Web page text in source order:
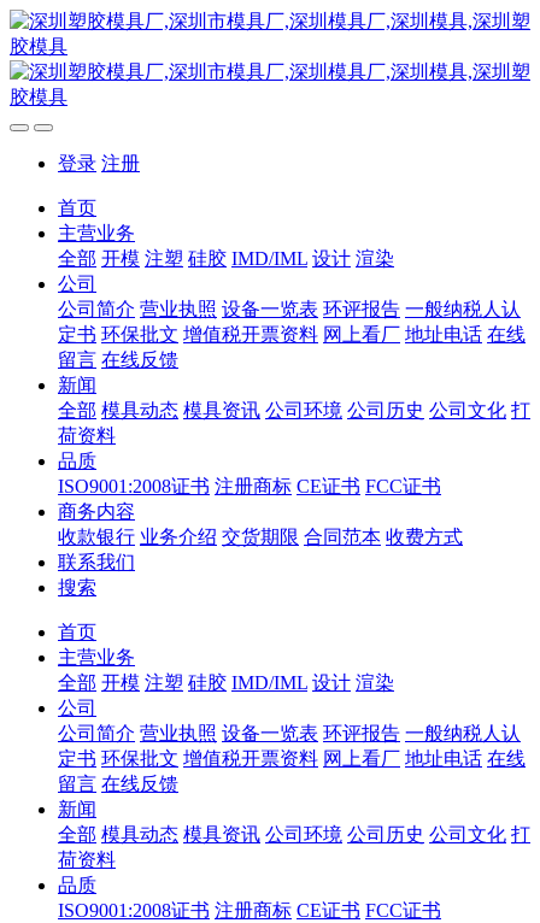
登录 注册
首页
主营业务
全部 开模 注塑 硅胶 IMD/IML 设计 渲染
公司
公司简介 营业执照 设备一览表 环评报告 一般纳税人认
定书 环保批文 增值税开票资料 网上看厂 地址电话 在线
留言 在线反馈
新闻
全部 模具动态 模具资讯 公司环境 公司历史 公司文化 打
荷资料
品质
ISO9001:2008证书 注册商标 CE证书 FCC证书
商务内容
收款银行 业务介绍 交货期限 合同范本 收费方式
联系我们
搜索
首页
主营业务
全部 开模 注塑 硅胶 IMD/IML 设计 渲染
公司
公司简介 营业执照 设备一览表 环评报告 一般纳税人认
定书 环保批文 增值税开票资料 网上看厂 地址电话 在线
留言 在线反馈
新闻
全部 模具动态 模具资讯 公司环境 公司历史 公司文化 打
荷资料
品质
ISO9001:2008证书 注册商标 CE证书 FCC证书